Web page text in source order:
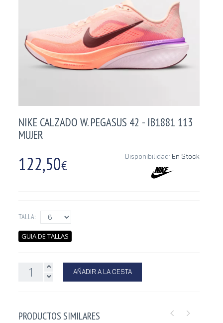
NIKE CALZADO W. PEGASUS 42 - IB1881 113
MUJER
122,50€
Disponibilidad: En Stock
TALLA:
GUIA DE TALLAS
AÑADIR A LA CESTA
PRODUCTOS SIMILARES